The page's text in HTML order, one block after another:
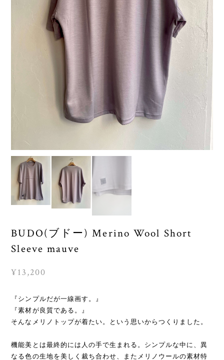
BUDO(ブドー) Merino Wool Short
¥13,200
『素材が良質である。』
そんなメリノトップが着たい。という思いからつくりました。